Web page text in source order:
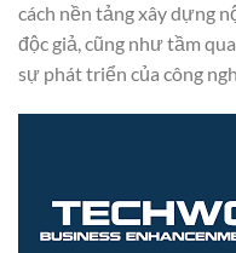
cách nền tảng xây dựng
độc giả, cũng như tầm
sự phát triển của công